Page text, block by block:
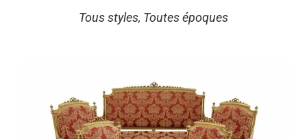
Tous styles, Toutes époques